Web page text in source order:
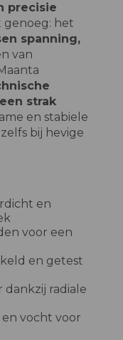
precisie
genoeg: het
spanning,
van
strak
en stabiele
bij hevige
en
voor een
en getest
radiale
vocht voor